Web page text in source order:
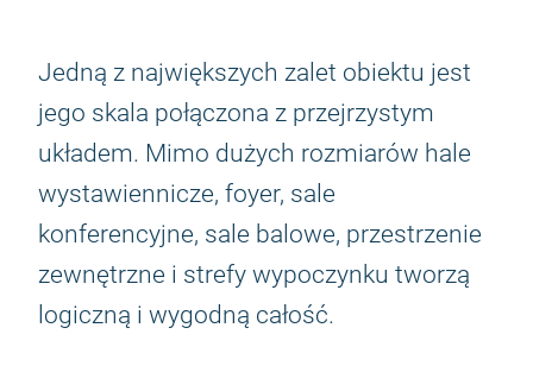
Jedną z największych zalet obiektu jest
jego skala połączona z przejrzystym
układem. Mimo dużych rozmiarów hale
wystawiennicze, foyer, sale
konferencyjne, sale balowe, przestrzenie
zewnętrzne i strefy wypoczynku tworzą
logiczną i wygodną całość.